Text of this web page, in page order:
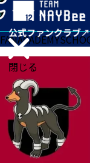
閉じる
FANACADEMY